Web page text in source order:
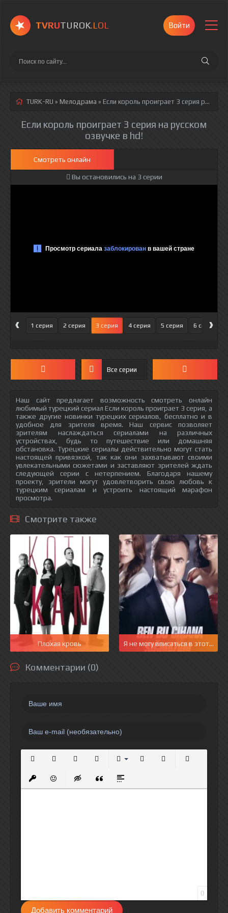
TVRUTUROK.LOL Войти
TURK-RU » Мелодрама » Если король проиграет 3 серия русская озвучка полностью смотреть онлайн!
Если король проиграет 3 серия на русском
озвучке в hd!
Смотреть онлайн
Вы остановились на 3 серии
‹ 1 серия 2 серия 3 серия 4 серия 5 серия 6 серия
›
Все серии
Наш сайт предлагает возможность смотреть онлайн
любимый турецкий сериал Если король проиграет 3 серия, а
также другие новинки турецких сериалов, бесплатно и в
удобное для зрителя время. Наш сервис позволяет
зрителям наслаждаться сериалами на различных
устройствах, будь то путешествие или домашняя
обстановка. Турецкие сериалы действительно могут стать
настоящей привязкой, так как они захватывают своими
увлекательными сюжетами и заставляют зрителей ждать
следующей серии с нетерпением. Благодаря нашему
проекту, зрители могут удовлетворить свою любовь к
турецким сериалам и устроить настоящий марафон
просмотра.
Смотрите также
Плохая кровь Я не могу вписаться в этот мир
Комментарии (0)
Вставить защищенную ссылку
Вставить смайлик
Вставка скрытого текста
Вставка цитаты
Вставка спойлера
0
Добавить комментарий